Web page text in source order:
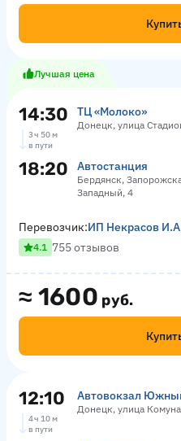
Лучшая цена
14:30 ТЦ «Молоко»
Донецк, улица
3 ч 50 м
в пути
18:20 Автостанция
Бердянск,
Западный, 4
≈ 1600 руб.
Перевозчик:ИП Некрасов
4.1 755 отзывов
12:10 Автовокзал
Донецк, улица
4 ч 10 м
в пути